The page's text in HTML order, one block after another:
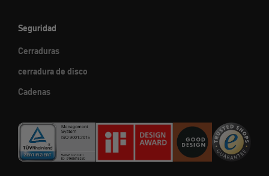
Seguridad
Cerraduras
cerradura de disco
Cadenas